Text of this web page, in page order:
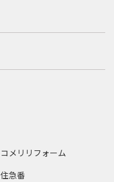
コメリリフォーム
住急番